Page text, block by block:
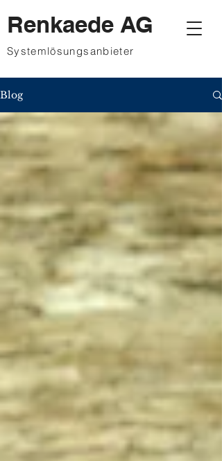
Renkaede AG
Systemlösungsanbieter
Blog